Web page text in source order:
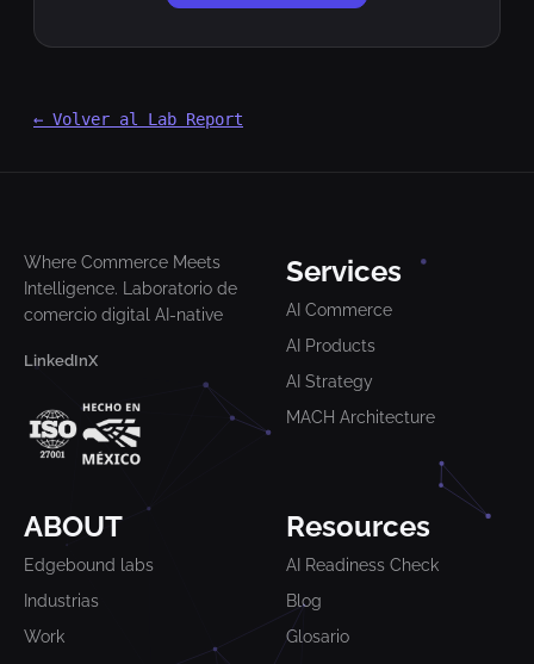
← Volver al Lab Report
Where Commerce Meets
Intelligence. Laboratorio de
comercio digital AI-native
LinkedInX
Services
AI Commerce
AI Products
AI Strategy
MACH Architecture
ABOUT
Edgebound labs
Industrias
Work
Resources
AI Readiness Check
Blog
Glosario